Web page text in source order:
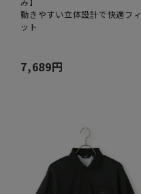
動きやすい立体設計で快適フィ
ット
7,689円